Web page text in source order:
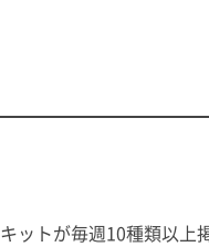
ットが毎週10種類以上